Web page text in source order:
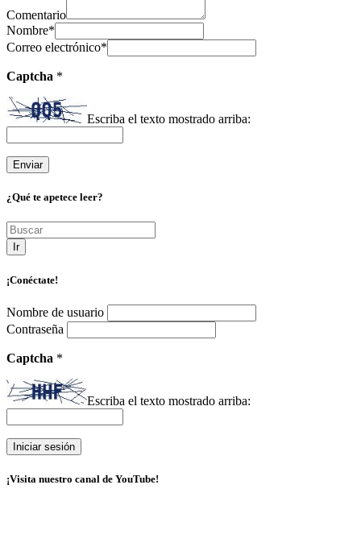
Comentario
Nombre*
Correo electrónico*
Captcha *
Escriba el texto mostrado arriba:
¿Qué te apetece leer?
Ir
¡Conéctate!
Nombre de usuario
Contraseña
Captcha *
Escriba el texto mostrado arriba:
¡Visita nuestro canal de YouTube!